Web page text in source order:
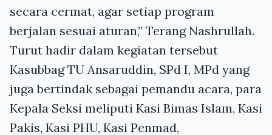
secara cermat, agar setiap program
berjalan sesuai aturan,” Terang Nashrullah.
Turut hadir dalam kegiatan tersebut
Kasubbag TU Ansaruddin, SPd I, MPd yang
juga bertindak sebagai pemandu acara, para
Kepala Seksi meliputi Kasi Bimas Islam, Kasi
Pakis, Kasi PHU, Kasi Penmad,